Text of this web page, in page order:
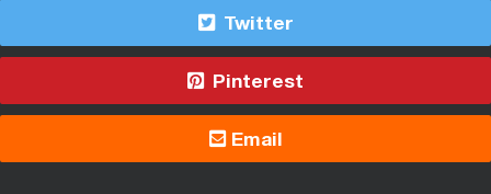
Twitter
Pinterest
Email